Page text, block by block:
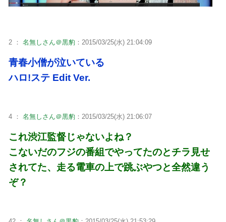
2 ： 名無しさん＠黒豹 ：2015/03/25(水) 21:04:09
青春小僧が泣いている
ハロ!ステ Edit Ver.
4 ： 名無しさん＠黒豹 ：2015/03/25(水) 21:06:07
これ渋江監督じゃないよね？
こないだのフジの番組でやってたのとチラ見せ
されてた、走る電車の上で跳ぶやつと全然違う
ぞ？